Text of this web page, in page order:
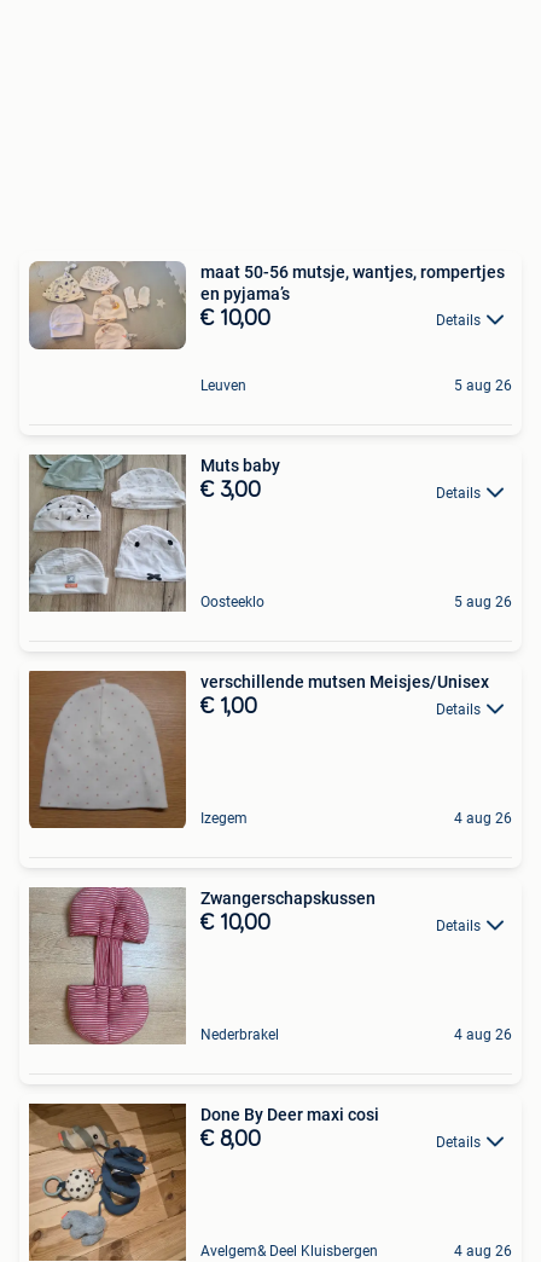
maat 50-56 mutsje, wantjes, rompertjes
en pyjama’s
€ 10,00 Details
Leuven 5 aug 26
Muts baby
€ 3,00 Details
Oosteeklo 5 aug 26
verschillende mutsen Meisjes/Unisex
€ 1,00 Details
Izegem 4 aug 26
Zwangerschapskussen
€ 10,00 Details
Nederbrakel 4 aug 26
Done By Deer maxi cosi
€ 8,00 Details
Avelgem& Deel Kluisbergen 4 aug 26